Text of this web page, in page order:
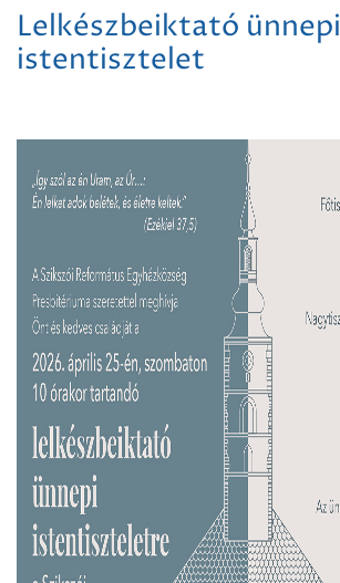
Lelkészbeiktató ünnepi
istentisztelet